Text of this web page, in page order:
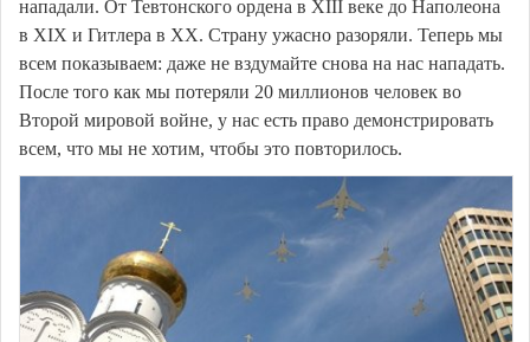
нападали. От Тевтонского ордена в XIII веке до Наполеона
в XIX и Гитлера в XX. Страну ужасно разоряли. Теперь мы
всем показываем: даже не вздумайте снова на нас нападать.
После того как мы потеряли 20 миллионов человек во
Второй мировой войне, у нас есть право демонстрировать
всем, что мы не хотим, чтобы это повторилось.